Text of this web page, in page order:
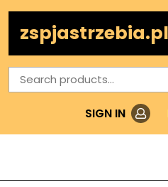
contentzspjastrzebia.pl
Search
for:
SIGN IN